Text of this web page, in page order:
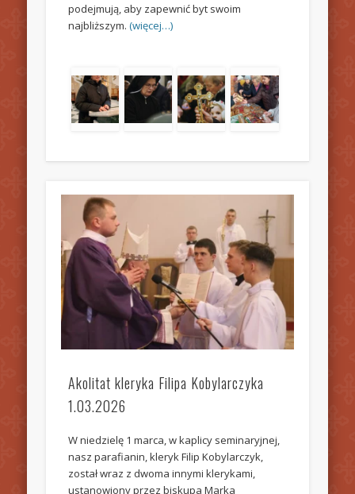
podejmują, aby zapewnić byt swoim
najbliższym.(więcej…)
Akolitat kleryka Filipa Kobylarczyka
1.03.2026
W niedzielę 1 marca, w kaplicy seminaryjnej,
nasz parafianin, kleryk Filip Kobylarczyk,
został wraz z dwoma innymi klerykami,
ustanowiony przez biskupa Marka